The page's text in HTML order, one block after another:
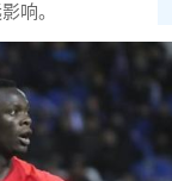
响。